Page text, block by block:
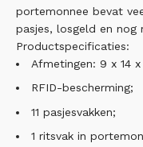
portemonnee bevat
pasjes, losgeld en nog
Productspecificaties:
Afmetingen: 9 x 14
RFID-bescherming;
11 pasjesvakken;
1 ritsvak in